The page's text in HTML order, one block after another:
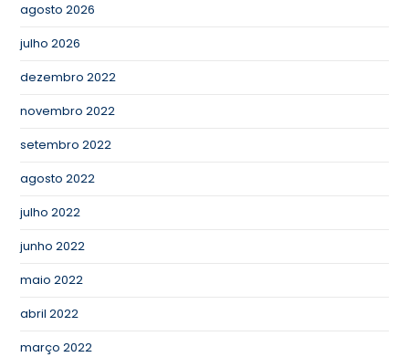
agosto 2026
julho 2026
dezembro 2022
novembro 2022
setembro 2022
agosto 2022
julho 2022
junho 2022
maio 2022
abril 2022
março 2022